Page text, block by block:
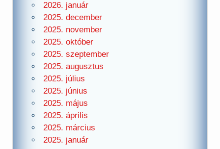
2026. január
2025. december
2025. november
2025. október
2025. szeptember
2025. augusztus
2025. július
2025. június
2025. május
2025. április
2025. március
2025. január